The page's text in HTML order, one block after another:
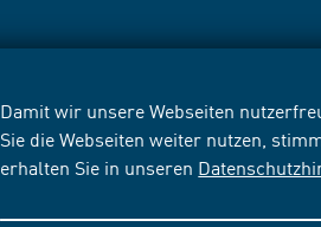
Damit wir unsere Webseiten
Sie die Webseiten weiter nutzen,
erhalten Sie in unseren